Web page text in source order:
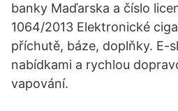
banky Maďarska a číslo
1064/2013 Elektronické
příchutě, báze, doplňky. E-
nabídkami a rychlou
vapování.